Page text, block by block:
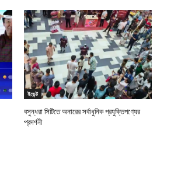
ইভেন্ট
বসুন্ধরা সিটিতে অনারের সর্বাধুনিক প্রযুক্তিপণ্যের
প্রদর্শনী